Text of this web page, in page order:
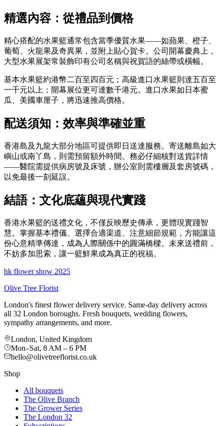
精選內容：從禮品到價格
精心搭配的水果籃通常包含當季優質水果——如蘋果、橙子、
葡萄、火龍果及奇異果，並附上貼心賀卡。公司開幕慶典上，
大型水果展架常裝飾印有公司名稱與祝賀語的絲帶或橫幅。
基本水果籃約港幣二百至四百元；高級進口水果籃則達五百至
一千元以上；開幕展位更可達數千港元。進口水果如日本蜜
瓜、美國車厘子，將迅速推高價格。
配送須知：效率與準確並重
香港島及九龍大部分地區可提供即日送達服務。寄送離島如大
嶼山或南丫島，則需預留額外時間。務必仔細核對送貨詳情
——醫院需提供病房號及床號，辦公室則需樓層及套房號碼，
以免最後一刻延誤。
結語：文化底蘊與現代實踐
香港水果籃的送禮文化，不僅反映歷史傳承，更體現實踐智
慧。掌握基本禮儀、選擇合適渠道、注意細節規範，方能讓這
份心意精準傳達，成為人際關係中的圓滿橋樑。未來送禮前，
不妨多加思索，讓一籃鮮果成為真正的祝福。
hk flower show 2025
Olive Tree Florist
London's finest flower delivery service. Same-day delivery across
all 32 London boroughs. Fresh bouquets, wedding flowers,
sympathy arrangements, and more.
London, United Kingdom
Mon–Sat, 8 AM – 6 PM
hello@olivetreeflorist.co.uk
Shop
All bouquets
The Olive Branch
The Grower Series
The London 32